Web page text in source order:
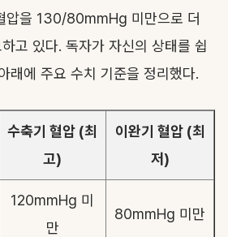
압을 130/80mmHg 미만으로 더
고 있다. 독자가 자신의 상태를 쉽
래에 주요 수치 기준을 정리했다.
수축기 혈압 (최
고)
이완기 혈압 (최
저)
120mmHg 미
만
80mmHg 미만